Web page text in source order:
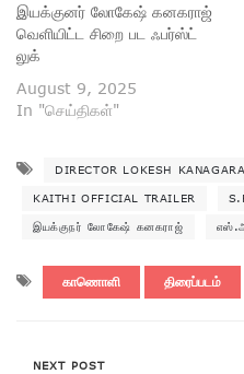
இயக்குனர் லோகேஷ் கனகராஜ்
வெளியிட்ட சிறை பட ஃபர்ஸ்ட்
லுக்
August 9, 2025
In "செய்திகள்"
DIRECTOR LOKESH
KAITHI OFFICIAL TRAILER
இயக்குநர் லோகேஷ் கனகராஜ்
காணொளி திரைப்படம்
NEXT POST